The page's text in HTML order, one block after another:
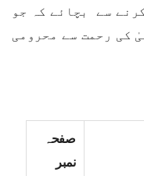
سے بچائے کہ جو
کی رحمت سے محرومی
صفحہ
نمبر